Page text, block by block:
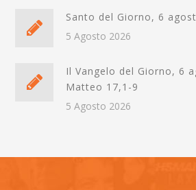
Santo del Giorno, 6
5 Agosto 2026
Il Vangelo del Giorno, 6
Matteo 17,1-9
5 Agosto 2026